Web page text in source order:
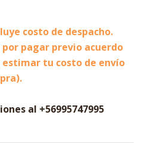
costo de despacho.
pagar previo acuerdo
tu costo de envío
al +56995747995